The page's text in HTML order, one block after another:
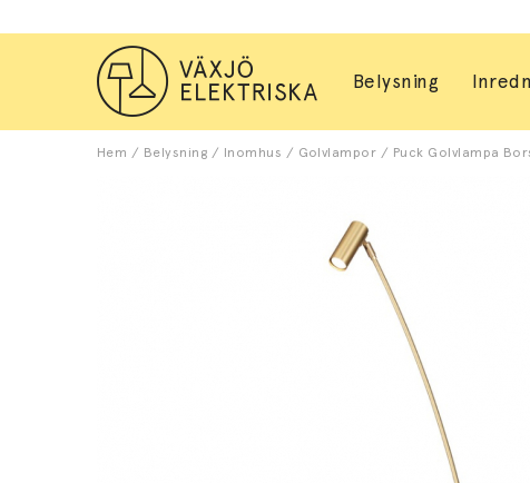
Belysning
Hem / Belysning / Inomhus / Golvlampor / Puck Golvlampa